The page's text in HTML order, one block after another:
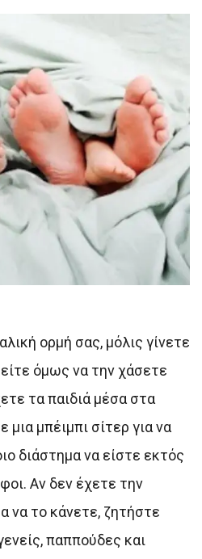
ορμή σας, μόλις γίνετε
όμως να την χάσετε
τα παιδιά μέσα στα
μπέιμπι σίτερ για να
διάστημα να είστε εκτός
Αν δεν έχετε την
να το κάνετε, ζητήστε
παππούδες και